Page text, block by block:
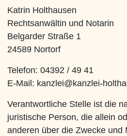
Katrin Holthausen
Rechtsanwältin und Notarin
Belgarder Straße 1
24589 Nortorf
Telefon: 04392 / 49 41
E-Mail: kanzlei@kanzlei-
Verantwortliche Stelle ist die
juristische Person, die allein
anderen über die Zwecke und